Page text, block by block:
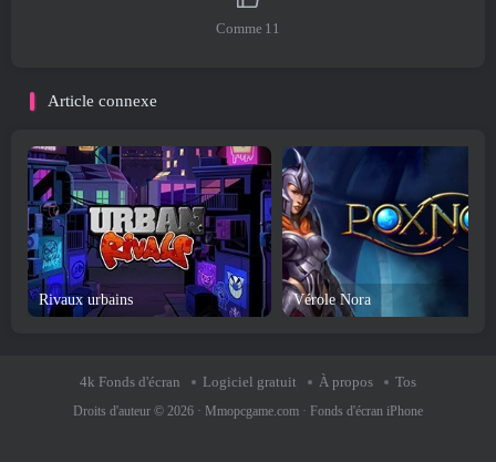
Comme 11
Article connexe
Rivaux urbains Vérole Nora
4k Fonds d'écran Logiciel gratuit À propos Tos
Droits d'auteur © 2026 · Mmopcgame.com · Fonds d'écran iPhone